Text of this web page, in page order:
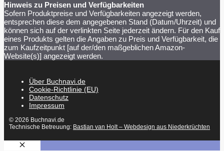
Hinweis zu Preisen und Verfügbarkeiten
Sofern Produktpreise und Verfügbarkeiten angezeigt werden,
entsprechen diese dem angegebenen Stand (Datum/Uhrzeit) und
können sich auf der verlinkten Seite jederzeit ändern. Für den Kauf
eines Produkts gelten die Angaben zu Preis und Verfügbarkeit, die
zum Kaufzeitpunkt [auf der/den maßgeblichen Amazon-
Website(s)] angezeigt werden.
Über Buchnavi.de
Cookie-Richtlinie (EU)
Datenschutz
Impressum
© 2026 Buchnavi.de
Technische Betreuung: Bastian van Holt – Webdesign aus Niederkrüchten